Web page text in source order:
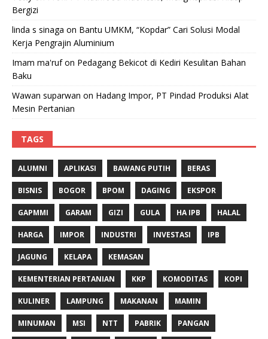
Bergizi
linda s sinaga on Bantu UMKM, “Kopdar” Cari Solusi Modal
Kerja Pengrajin Aluminium
Imam ma'rufon Pedagang Bekicot di Kediri Kesulitan Bahan
Baku
Wawan suparwan on Hadang Impor, PT Pindad Produksi Alat
Mesin Pertanian
TAGS
ALUMNI APLIKASI BAWANG PUTIH BERAS
BISNIS BOGOR BPOM DAGING EKSPOR
GAPMMI GARAM GIZI GULA HA IPB HALAL
HARGA IMPOR INDUSTRI INVESTASI IPB
JAGUNG KELAPA KEMASAN
KEMENTERIAN PERTANIAN KKP KOMODITAS KOPI
KULINER LAMPUNG MAKANAN MAMIN
MINUMAN MSI NTT PABRIK PANGAN